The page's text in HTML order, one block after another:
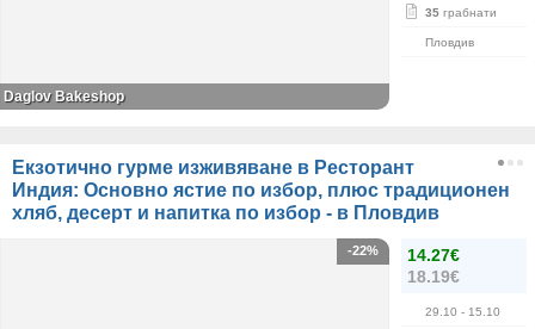
35 грабнати
Пловдив
Daglov Bakeshop
Екзотично гурме изживяване в Ресторант
Индия: Основно ястие по избор, плюс традиционен
хляб, десерт и напитка по избор - в Пловдив
14.27€
18.19€
29.10 - 15.10
-22%